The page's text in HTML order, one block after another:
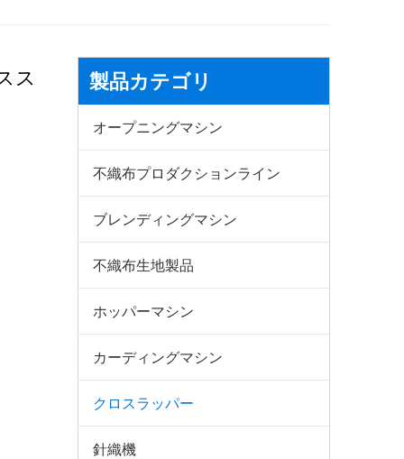
ス 製品カテゴリ
オープニングマシン
不織布プロダクションライン
ブレンディングマシン
不織布生地製品
ホッパーマシン
カーディングマシン
クロスラッパー
針織機